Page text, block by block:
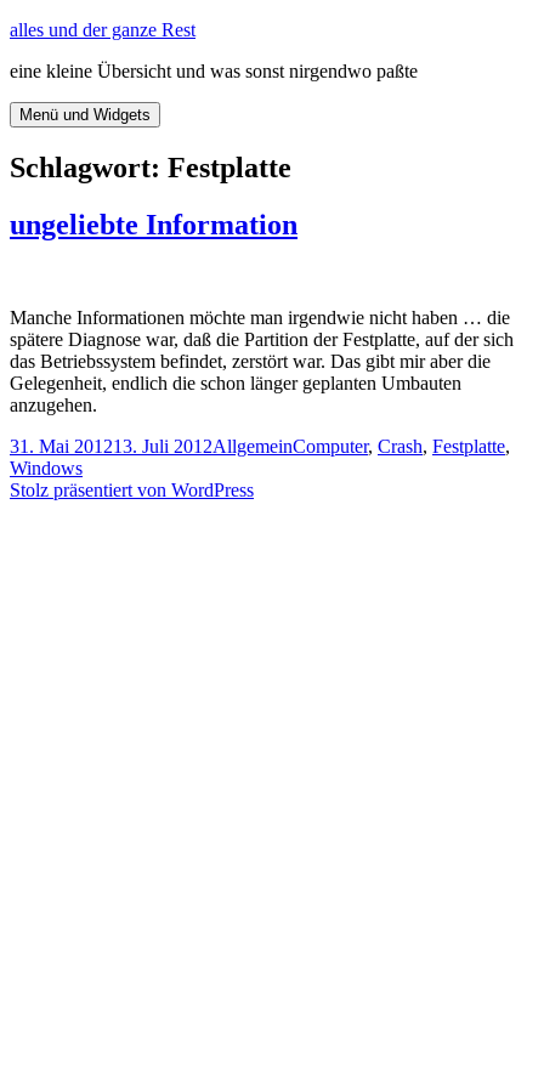
Zum
springen
alles und der ganze Rest
eine kleine Übersicht und was sonst nirgendwo paßte
Menü und Widgets
Schlagwort: Festplatte
ungeliebte Information
Manche Informationen möchte man irgendwie nicht haben … die
spätere Diagnose war, daß die Partition der Festplatte, auf der sich
das Betriebssystem befindet, zerstört war. Das gibt mir aber die
Gelegenheit, endlich die schon länger geplanten Umbauten
anzugehen.
Veröffentlicht
am
31. Mai 201213. Juli 2012Kategorien
AllgemeinSchlagwörter
Computer, Crash, Festplatte,
Windows
Stolz präsentiert von WordPress